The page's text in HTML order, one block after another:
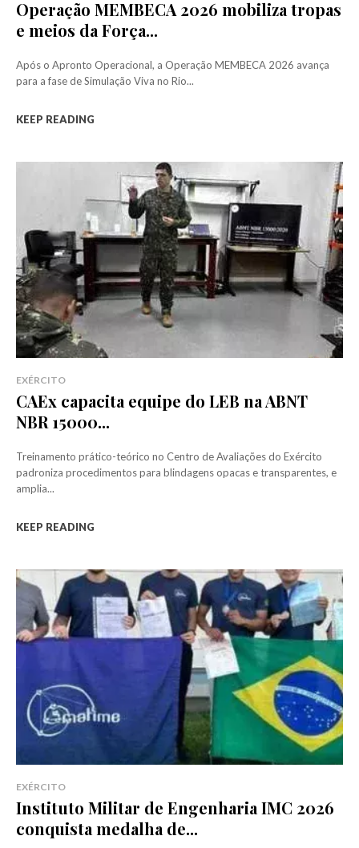
Operação MEMBECA 2026 mobiliza tropas
e meios da Força...
Após o Apronto Operacional, a Operação MEMBECA 2026 avança
para a fase de Simulação Viva no Rio...
KEEP READING
EXÉRCITO
CAEx capacita equipe do LEB na ABNT
NBR 15000...
Treinamento prático-teórico no Centro de Avaliações do Exército
padroniza procedimentos para blindagens opacas e transparentes, e
amplia...
KEEP READING
EXÉRCITO
Instituto Militar de Engenharia IMC 2026
conquista medalha de...